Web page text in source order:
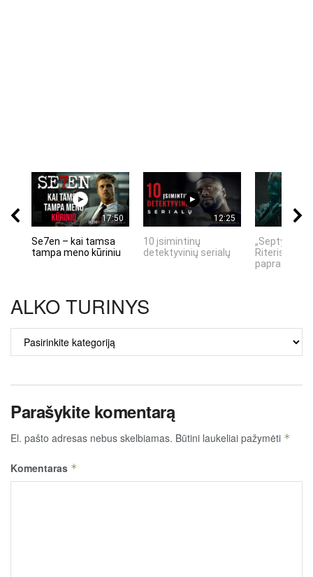
17:50
Se7en – kai tamsa
tampa meno kūriniu
12:25
10 įsimintinų
detektyvinių serialų
„Septynių
Riteris" – kai
ALKO TURINYS
ALKO
TURINYS
Parašykite komentarą
El. pašto adresas nebus skelbiamas. Būtini laukeliai pažymėti *
Komentaras *